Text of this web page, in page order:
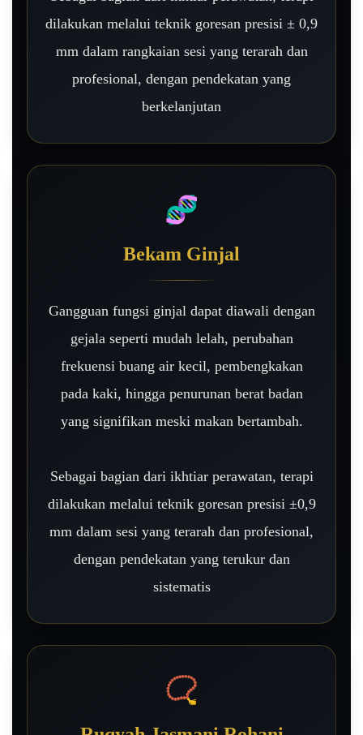
dilakukan melalui teknik goresan presisi ± 0,9
mm dalam rangkaian sesi yang terarah dan
profesional, dengan pendekatan yang
berkelanjutan
🧬
Bekam Ginjal
Gangguan fungsi ginjal dapat diawali dengan
gejala seperti mudah lelah, perubahan
frekuensi buang air kecil, pembengkakan
pada kaki, hingga penurunan berat badan
yang signifikan meski makan bertambah.
Sebagai bagian dari ikhtiar perawatan, terapi
dilakukan melalui teknik goresan presisi ±0,9
mm dalam sesi yang terarah dan profesional,
dengan pendekatan yang terukur dan
sistematis
📿